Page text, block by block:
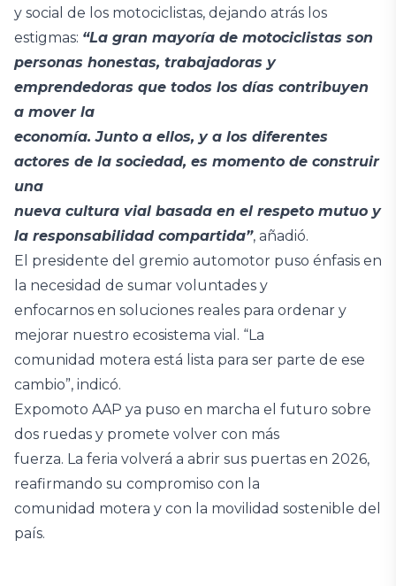
y social de los motociclistas, dejando atrás los
estigmas: “La gran mayoría de motociclistas son
personas honestas, trabajadoras y
emprendedoras que todos los días contribuyen
a mover la
economía. Junto a ellos, y a los diferentes
actores de la sociedad, es momento de construir
una
nueva cultura vial basada en el respeto mutuo y
la responsabilidad compartida”, añadió.
El presidente del gremio automotor puso énfasis en
la necesidad de sumar voluntades y
enfocarnos en soluciones reales para ordenar y
mejorar nuestro ecosistema vial. “La
comunidad motera está lista para ser parte de ese
cambio”, indicó.
Expomoto AAP ya puso en marcha el futuro sobre
dos ruedas y promete volver con más
fuerza. La feria volverá a abrir sus puertas en 2026,
reafirmando su compromiso con la
comunidad motera y con la movilidad sostenible del
país.